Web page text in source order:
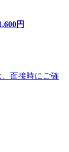
円
面接時にご確